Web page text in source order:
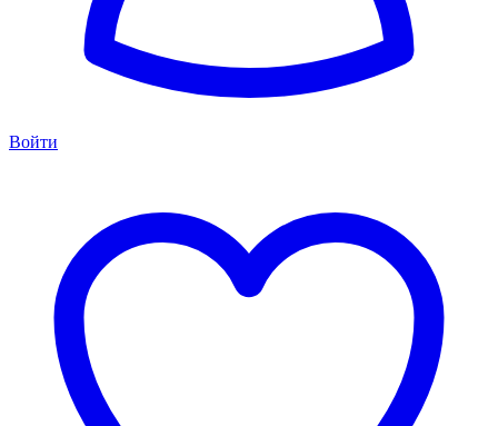
Войти